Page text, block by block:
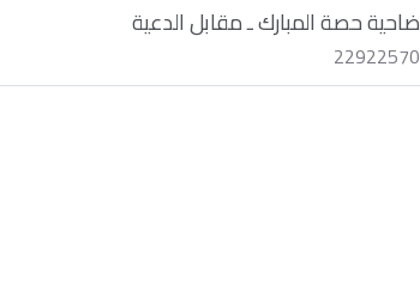
ضاحية حصة المبارك ـ مقابل الدعية
22922570